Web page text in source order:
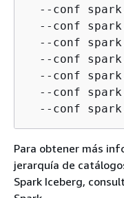
--conf
--conf
--conf
--conf
--conf
--conf
--conf
Para obtener más
jerarquía de
Spark Iceberg,